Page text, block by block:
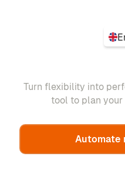
Turn flexibility into
tool to plan
Automate